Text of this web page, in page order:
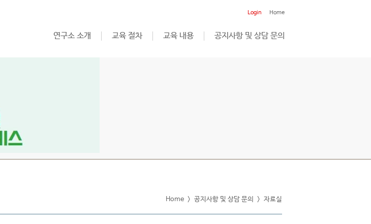
Login Home
연구소 소개 교육 절차 교육 내용 공지사항 및 상담 문의
Home > 공지사항 및 상담 문의 > 자료실